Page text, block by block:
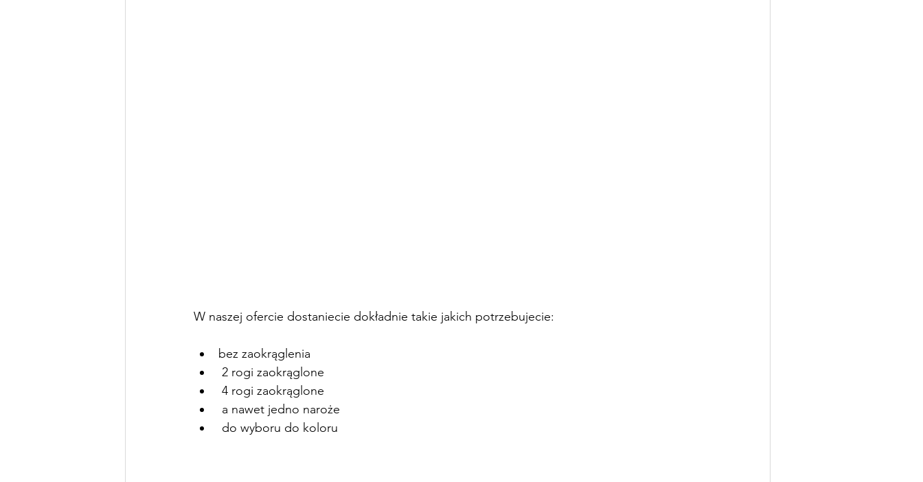
W naszej ofercie dostaniecie dokładnie takie jakich potrzebujecie:
bez zaokrąglenia
2 rogi zaokrąglone
4 rogi zaokrąglone
a nawet jedno naroże
do wyboru do koloru